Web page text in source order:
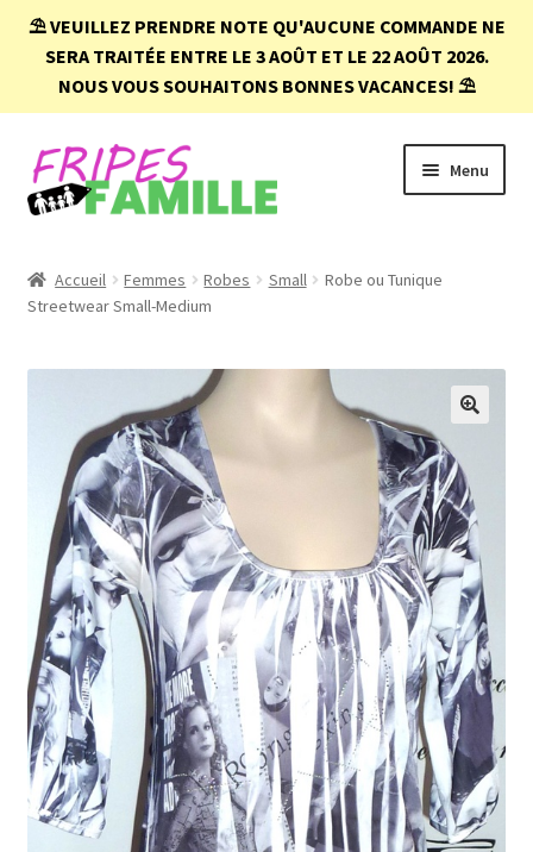
⛱️VEUILLEZ PRENDRE NOTE QU'AUCUNE COMMANDE NE
SERA TRAITÉE ENTRE LE 3 AOÛT ET LE 22 AOÛT 2026.
NOUS VOUS SOUHAITONS BONNES VACANCES! ⛱️
Aller
à
la
Aller
au
contenu
Menu
Boutique
Conditions d’achat
FAQ
Mon compte
Liste de souhait
Nous contacter
Panier
Commande
Accueil Femmes Robes Small
Robe ou Tunique
Streetwear Small-Medium